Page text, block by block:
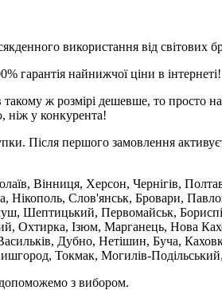
використання від світових
гарантія найнижчої ціни в інтернеті!
ж розмірі дешевше, то просто
ніж у конкурента!
Після першого замовлення
Вінниця, Херсон, Чернігів,
Слов'янськ, Бровари,
Шептицький, Первомайськ,
Охтирка, Ізюм, Марганець, Нова
Дубно, Нетішин, Буча,
Токмак, Могилів-
з вибором.